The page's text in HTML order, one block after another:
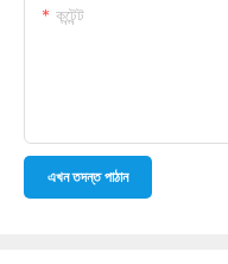
কন্টেন্ট
এখন তদন্ত পাঠান